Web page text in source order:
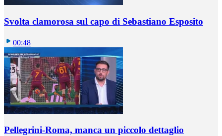
Svolta clamorosa sul capo di Sebastiano Esposito
00:48
Pellegrini-Roma, manca un piccolo dettaglio